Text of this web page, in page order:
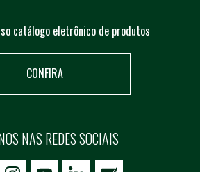
catálogo eletrônico de produtos
CONFIRA
NAS REDES SOCIAIS